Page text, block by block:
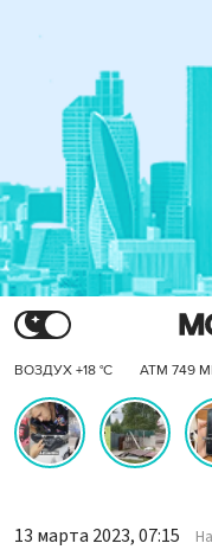
ВОЗДУХ +18 °C АТМ 749
13 марта 2023, 07:15